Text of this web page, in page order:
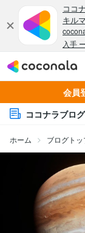
会員
ココナラブログ
ホーム ブログトッ